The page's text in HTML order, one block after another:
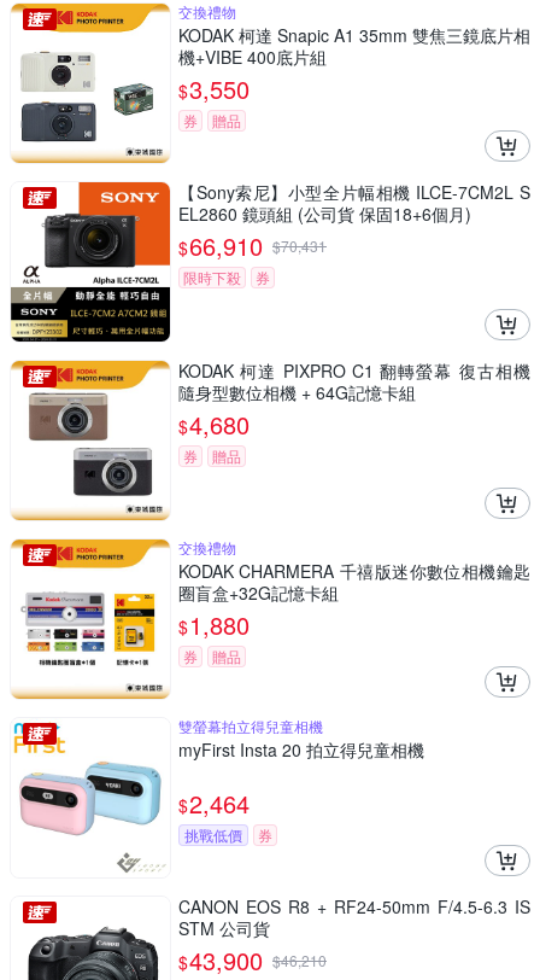
交換禮物
KODAK 柯達 Snapic A1 35mm 雙焦三鏡底片相
機+VIBE 400底片組
$3,550
券 贈品
【Sony索尼】小型全片幅相機 ILCE-7CM2L S
EL2860 鏡頭組 (公司貨 保固18+6個月)
$66,910 $70,431
限時下殺
券
KODAK 柯達 PIXPRO C1 翻轉螢幕 復古相機
隨身型數位相機 + 64G記憶卡組
$4,680
券 贈品
交換禮物
KODAK CHARMERA 千禧版迷你數位相機鑰匙
圈盲盒+32G記憶卡組
$1,880
券 贈品
雙螢幕拍立得兒童相機
myFirst Insta 20 拍立得兒童相機
$2,464
挑戰低價 券
CANON EOS R8 + RF24-50mm F/4.5-6.3 IS
STM 公司貨
$43,900 $46,210